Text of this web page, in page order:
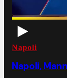
Napoli
Napoli,